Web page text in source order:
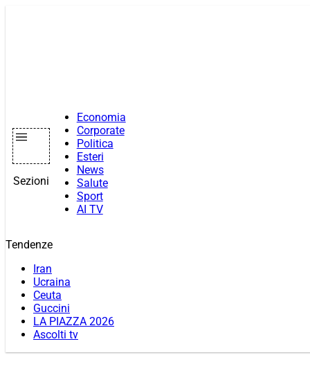
Sezioni
Economia
Corporate
Politica
Esteri
News
Salute
Sport
AI TV
Tendenze
Iran
Ucraina
Ceuta
Guccini
LA PIAZZA 2026
Ascolti tv